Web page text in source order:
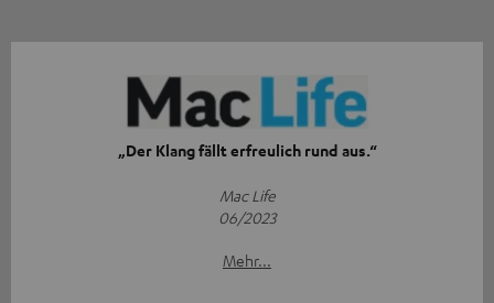
„Der Klang fällt erfreulich rund aus.“
Mac Life
06/2023
Mehr...